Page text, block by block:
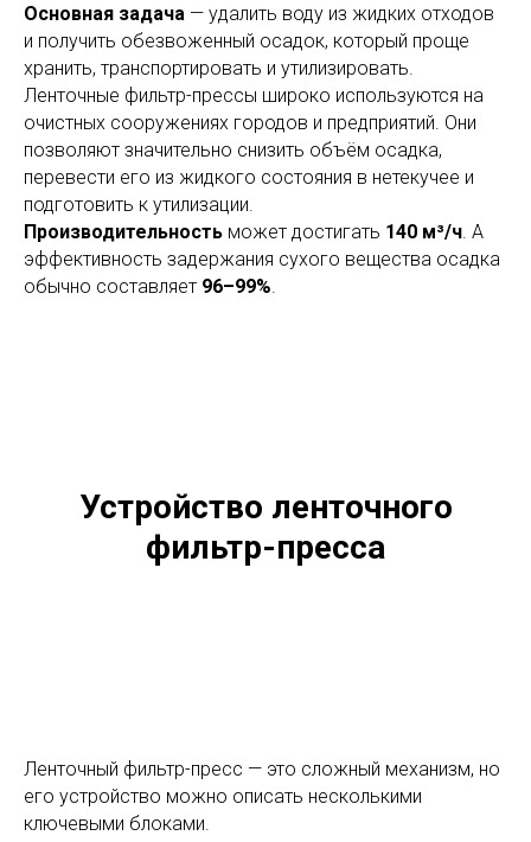
Основная задача — удалить воду из жидких отходов
и получить обезвоженный осадок, который проще
хранить, транспортировать и утилизировать.
Ленточные фильтр-прессы широко используются на
очистных сооружениях городов и предприятий. Они
позволяют значительно снизить объём осадка,
перевести его из жидкого состояния в нетекучее и
подготовить к утилизации.
Производительность может достигать 140 м³/ч. А
эффективность задержания сухого вещества осадка
обычно составляет 96–99%.
Устройство ленточного
фильтр-пресса
Ленточный фильтр-пресс — это сложный механизм, но
его устройство можно описать несколькими
ключевыми блоками.